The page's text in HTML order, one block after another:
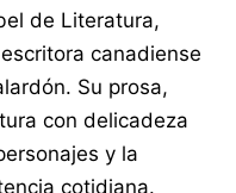
de Literatura,
canadiense
Su prosa,
con delicadeza
y la
cotidiana.